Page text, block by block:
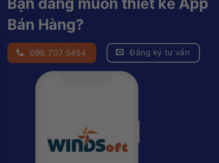
Bán Hàng?
098 707 5454 Đăng ký tư vấn